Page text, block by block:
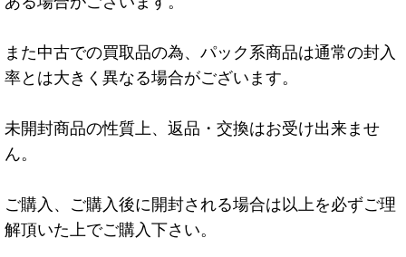
また中古での買取品の為、パック系商品は通常の封入
率とは大きく異なる場合がございます。
未開封商品の性質上、返品・交換はお受け出来ませ
ん。
ご購入、ご購入後に開封される場合は以上を必ずご理
解頂いた上でご購入下さい。